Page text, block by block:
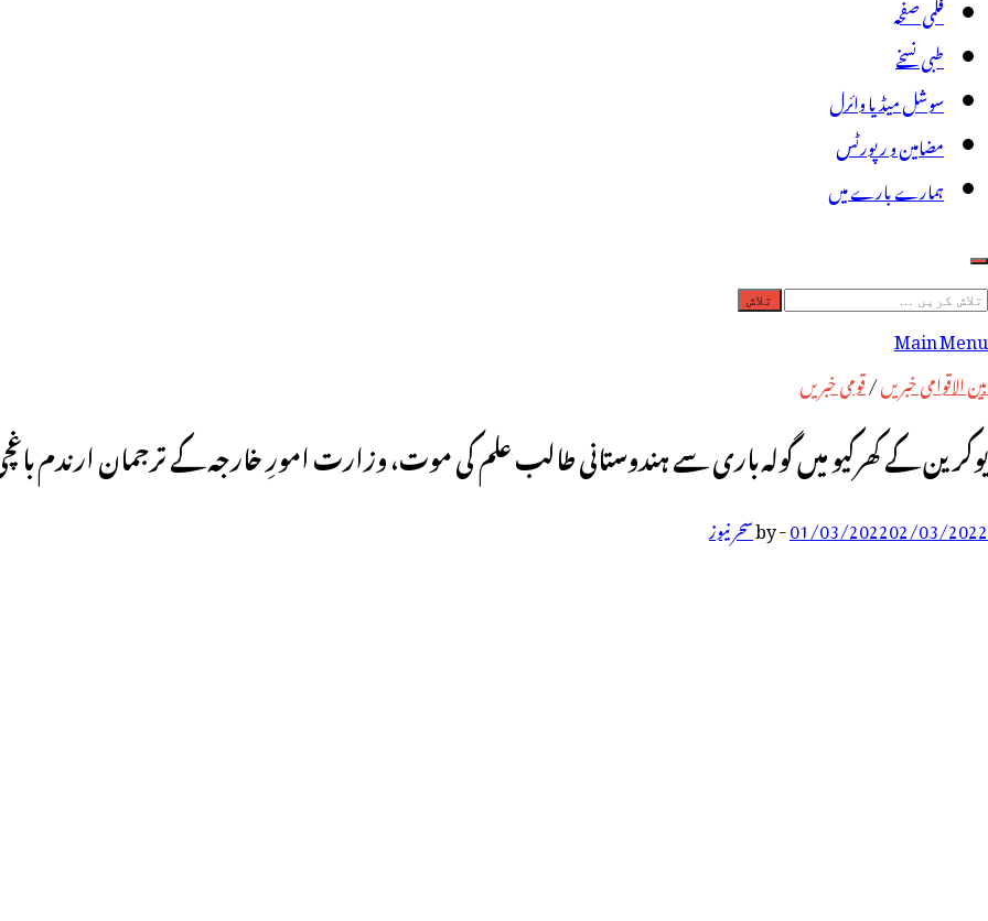
فلمی صفحہ
طبی نسخے
سوشل میڈیا وائرل
مضامین و رپورٹس
ہمارے بارے میں
تلاش
کریں
برائے:
Main Menu
بین الاقوامی خبریں/قومی خبریں
یوکرین کے کھرکیو میں گولہ باری سے ہندوستانی طالب علم کی موت، وزارت امورِ خارجہ کے ترجمان ارندم
01/03/202202/03/2022
-
byسحر نیوز